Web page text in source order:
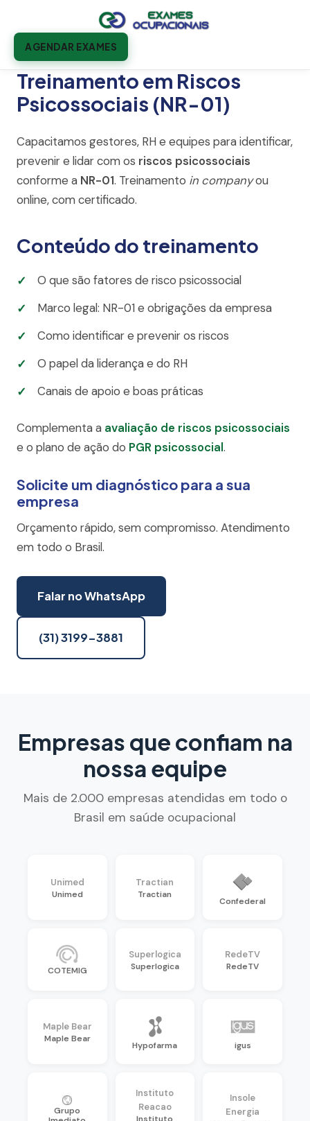
AGENDAR EXAMES
Treinamento em Riscos
Psicossociais (NR-01)
Capacitamos gestores, RH e equipes para identificar,
prevenir e lidar com os riscos psicossociais
conforme a NR-01. Treinamento in companyou
online, com certificado.
Conteúdo do treinamento
O que são fatores de risco psicossocial
Marco legal: NR-01 e obrigações da empresa
Como identificar e prevenir os riscos
O papel da liderança e do RH
Canais de apoio e boas práticas
Complementa a avaliação de riscos psicossociais
e o plano de ação do PGR psicossocial.
Solicite um diagnóstico para a sua
empresa
Orçamento rápido, sem compromisso. Atendimento
em todo o Brasil.
Falar no WhatsApp
(31) 3199-3881
Empresas que confiam na
nossa equipe
Mais de 2.000 empresas atendidas em todo o
Brasil em saúde ocupacional
Unimed
Unimed
Tractian
Tractian
Confederal
COTEMIG
Superlogica
Superlogica
RedeTV
RedeTV
Maple Bear
Maple Bear
Hypofarma igus
Grupo
Instituto
Reacao
Insole
Energia